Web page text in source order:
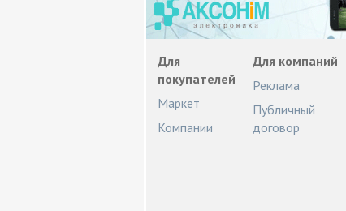
Для
покупателей
Маркет
Компании
Для компаний
Реклама
Публичный
договор